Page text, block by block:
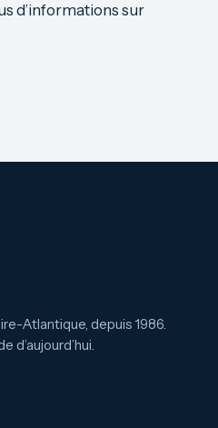
d’informations sur
Atlantique, depuis 1986.
d’aujourd’hui.